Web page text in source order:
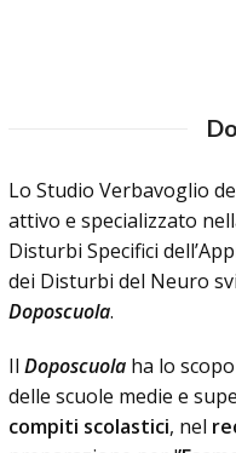
Lo Studio Verbavoglio
attivo e specializzato
Disturbi Specifici
dei Disturbi del Neuro
Doposcuola.
IlDoposcuola ha lo
delle scuole medie e
compiti scolastici, nel